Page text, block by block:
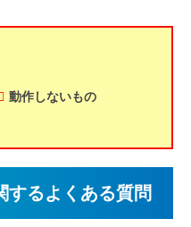
動作しないもの
するよくある質問